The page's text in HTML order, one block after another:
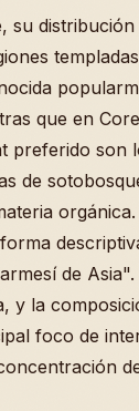
su
que en
preferido son
de
de
y la
foco de